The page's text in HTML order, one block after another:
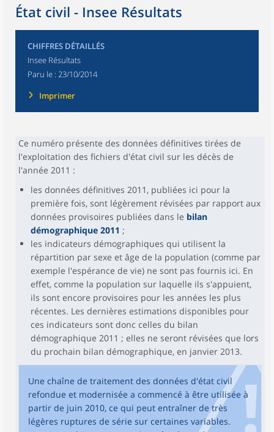
État civil - Insee Résultats
CHIFFRES DÉTAILLÉS
Insee Résultats
Paru le : 23/10/2014
Imprimer
Ce numéro présente des données définitives tirées de
l'exploitation des fichiers d'état civil sur les décès de
l'année 2011 :
les données définitives 2011, publiées ici pour la
première fois, sont légèrement révisées par rapport aux
données provisoires publiées dans le bilan
démographique 2011 ;
les indicateurs démographiques qui utilisent la
répartition par sexe et âge de la population (comme par
exemple l'espérance de vie) ne sont pas fournis ici. En
effet, comme la population sur laquelle ils s'appuient,
ils sont encore provisoires pour les années les plus
récentes. Les dernières estimations disponibles pour
ces indicateurs sont donc celles du bilan
démographique 2011 ; elles ne seront révisées que lors
du prochain bilan démographique, en janvier 2013.
Une chaîne de traitement des données d'état civil
refondue et modernisée a commencé à être utilisée à
partir de juin 2010, ce qui peut entraîner de très
légères ruptures de série sur certaines variables.